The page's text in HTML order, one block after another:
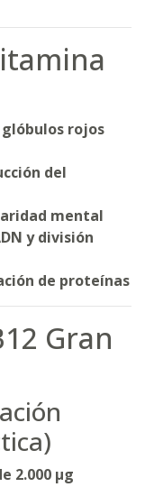
rojos
del
mental
y división
de proteínas
Gran
2.000 µg